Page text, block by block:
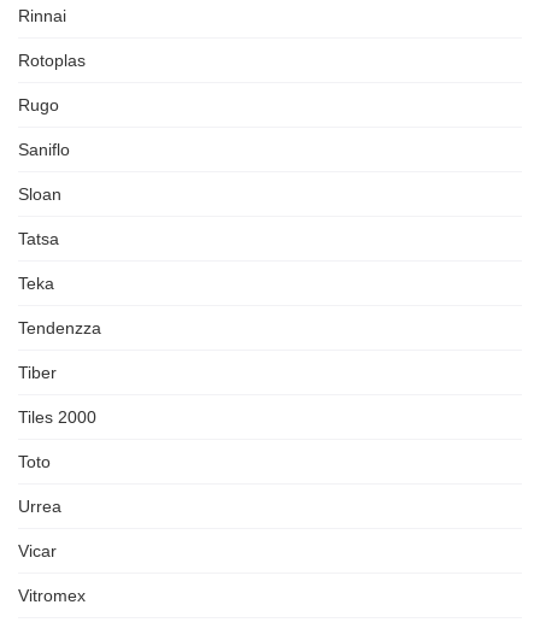
Rinnai
Rotoplas
Rugo
Saniflo
Sloan
Tatsa
Teka
Tendenzza
Tiber
Tiles 2000
Toto
Urrea
Vicar
Vitromex